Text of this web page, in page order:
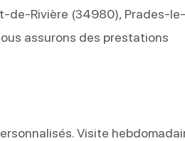
(34980),
assurons des prestations
Visite